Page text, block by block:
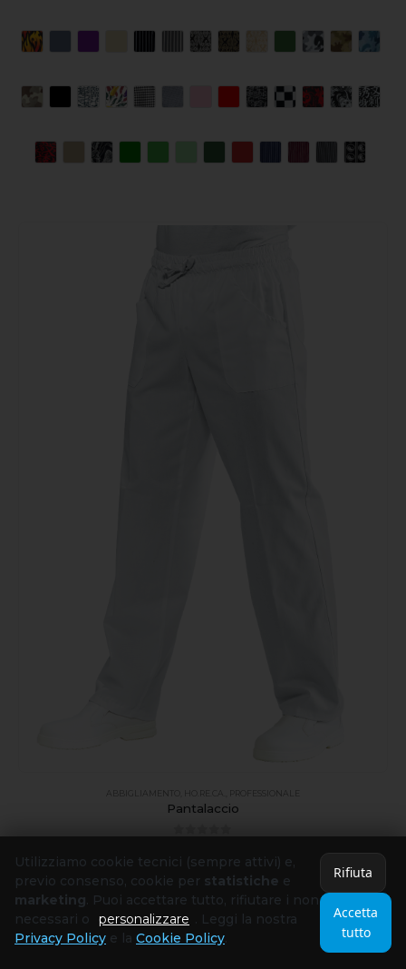
ABBIGLIAMENTO HO.RE.CA. PROFESSIONALE
Pantalaccio
SCEGLI
Utilizziamo cookie tecnici (sempre attivi) e,
previo consenso, cookie per statistiche e
marketing. Puoi accettare tutto, rifiutare i non
necessari o
personalizzare . Leggi la nostra
Privacy Policy e la Cookie Policy.
Rifiuta
Accetta
tutto